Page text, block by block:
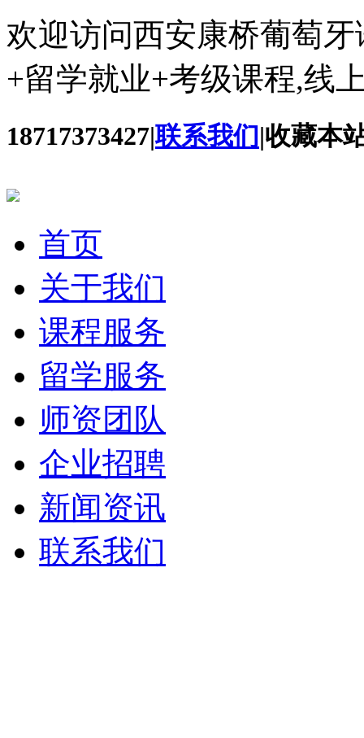
欢迎访问西安康桥葡萄
+留学就业+考级课程,线
18717373427|联系我们|收藏本
首页
关于我们
课程服务
留学服务
师资团队
企业招聘
新闻资讯
联系我们